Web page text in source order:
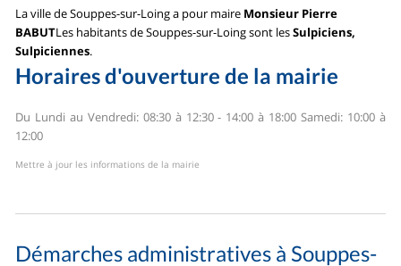
La ville de Souppes-sur-Loing a pour maire Monsieur Pierre
BABUTLes habitants de Souppes-sur-Loing sont lesSulpiciens,
Sulpiciennes.
Horaires d'ouverture de la mairie
Du Lundi au Vendredi: 08:30 à 12:30 - 14:00 à 18:00 Samedi: 10:00 à
12:00
Mettre à jour les informations de la mairie
Démarches administratives à Souppes-